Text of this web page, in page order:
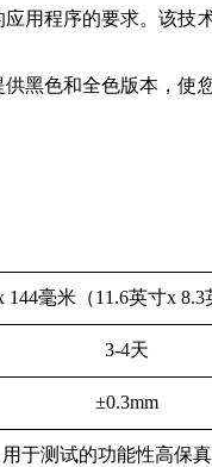
用程序的要求。该技
黑色和全色版本，使
144毫米（11.6英寸x 8.3
3-4天
±0.3mm
用于测试的功能性高保